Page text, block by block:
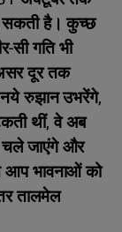
सकती है। कुच्छ
सी गति भी
दूर तक
रुझान उभरेंगे,
थीं, वे अब
जाएंगे और
आप भावनाओं को
तालमेल